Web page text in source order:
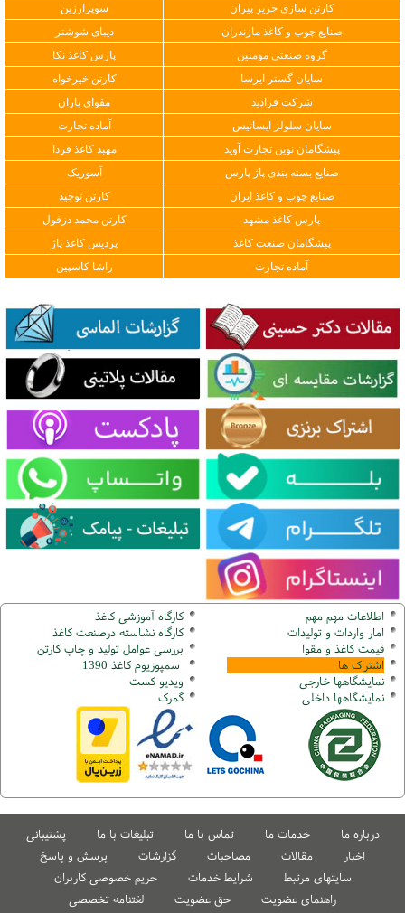
کارتن سازی حریر پیران
سوپرارزین
صنایع چوب و کاغذ مازندران
دیبای شوشتر
گروه صنعتی مومنین
پارس کاغذ نکا
سایان گستر ایرسا
کارتن خیرخواه
شرکت فرادید
مقوای یاران
سایان سلولز ایساتیس
آماده تجارت
پیشگامان نوین تجارت آوید
مهبد کاغذ فردا
صنایع بسته بندی پاژ پارس
آسوریک
صنایع چوب و کاغذ ایران
کارتن توحید
پارس کاغذ مشهد
کارتن محمد دزفول
پیشگامان صنعت کاغذ
پردیس کاغذ پاژ
آماده تجارت
راشا کاسپین
اطلاعات مهم مهم
امار واردات و تولیدات
قیمت کاغذ و مقوا
اشتراک ها
نمایشگاهها خارجی
نمایشگاهها داخلی
کارگاه آموزشی کاغذ
کارگاه نشاسته درصنعت کاغذ
بررسی عوامل تولید و چاپ کارتن
سمپوزیوم کاغذ 1390
ویدیو کست
گمرک
درباره ما خدمات ما تماس با ما تبلیغات با ما
پشتیبانی
اخبار
مقالات مصاحبات گزارشات
پرسش و پاسخ
سایتهای مرتبط
شرایط خدمات
حریم خصوصی کاربران
راهنمای عضویت
حق عضویت
لغتنامه تخصصی